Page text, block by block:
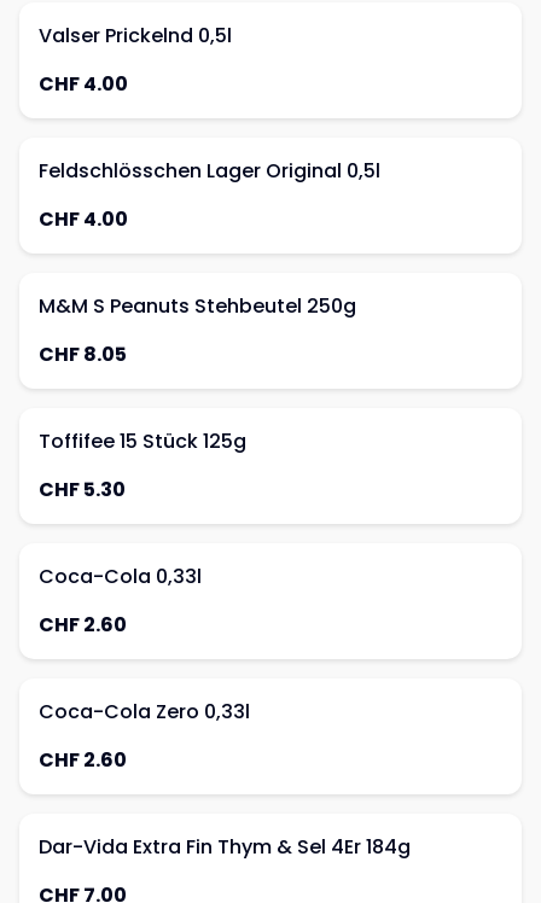
Valser Prickelnd 0,5l
CHF 4.00
Feldschlösschen Lager Original 0,5l
CHF 4.00
M&M S Peanuts Stehbeutel 250g
CHF 8.05
Toffifee 15 Stück 125g
CHF 5.30
Coca-Cola 0,33l
CHF 2.60
Coca-Cola Zero 0,33l
CHF 2.60
Dar-Vida Extra Fin Thym & Sel 4Er 184g
CHF 7.00